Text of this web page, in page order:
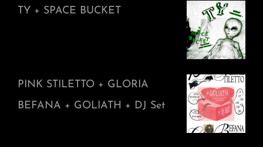
TY + SPACE BUCKET
PINK STILETTO + GLORIA
BEFANA + GOLIATH + DJ Set